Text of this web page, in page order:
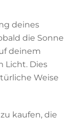
deines
die Sonne
deinem
Licht. Dies
Weise
kaufen, die